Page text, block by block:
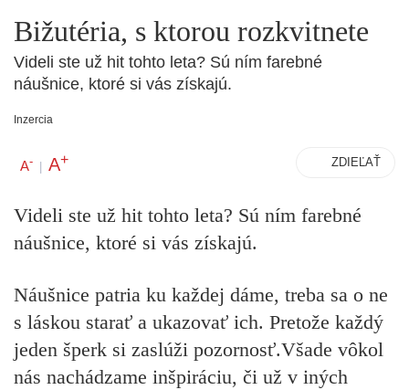
Bižutéria, s ktorou rozkvitnete
Videli ste už hit tohto leta? Sú ním farebné
náušnice, ktoré si vás získajú.
Inzercia
A- | A+ ZDIEĽAŤ
Videli ste už hit tohto leta? Sú ním farebné
náušnice, ktoré si vás získajú.
Náušnice patria ku každej dáme, treba sa o ne
s láskou starať a ukazovať ich. Pretože každý
jeden šperk si zaslúži pozornosť.Všade vôkol
nás nachádzame inšpiráciu, či už v iných